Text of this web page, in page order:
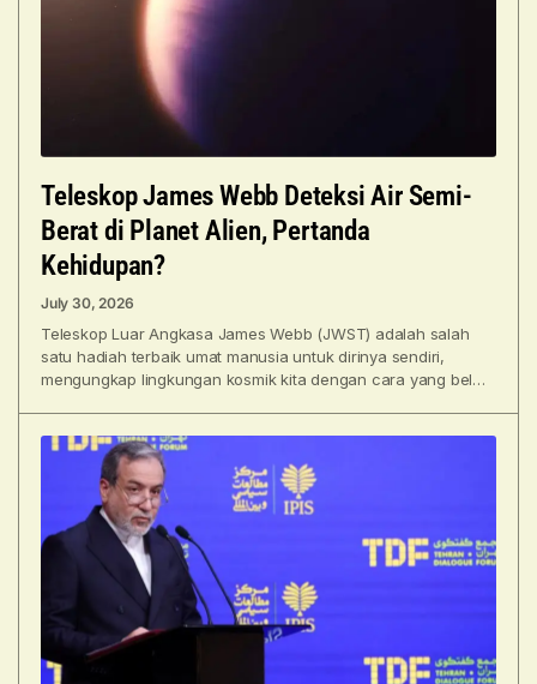
Teleskop James Webb Deteksi Air Semi-
Berat di Planet Alien, Pertanda
Kehidupan?
July 30, 2026
Teleskop Luar Angkasa James Webb (JWST) adalah salah
satu hadiah terbaik umat manusia untuk dirinya sendiri,
mengungkap lingkungan kosmik kita dengan cara yang belum